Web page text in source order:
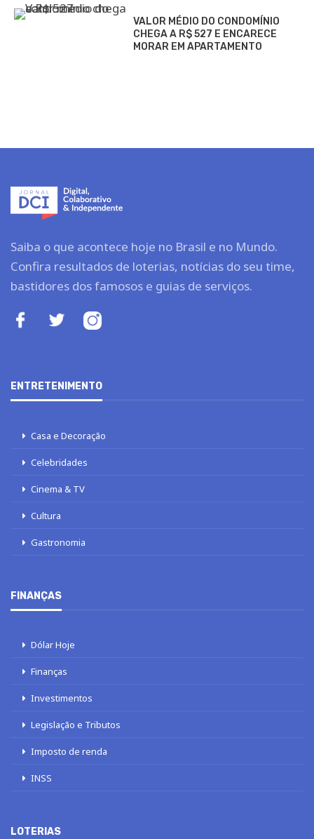
VALOR MÉDIO DO CONDOMÍNIO
CHEGA A R$ 527 E ENCARECE
MORAR EM APARTAMENTO
Saiba o que acontece hoje no Brasil e no Mundo.
Confira resultados de loterias, notícias do seu time,
bastidores dos famosos e guias de serviços.
ENTRETENIMENTO
Casa e Decoração
Celebridades
Cinema & TV
Cultura
Gastronomia
FINANÇAS
Dólar Hoje
Finanças
Investimentos
Legislação e Tributos
Imposto de renda
INSS
LOTERIAS